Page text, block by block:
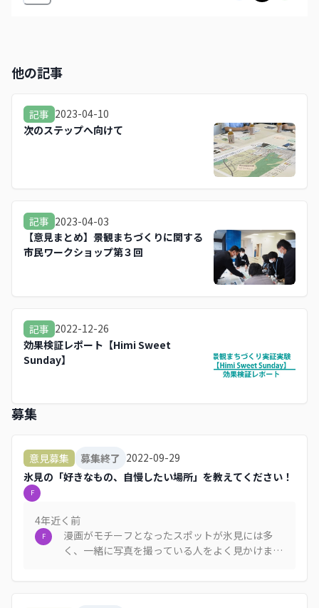
他の記事
記事 2023-04-10
次のステップへ向けて
記事 2023-04-03
【意見まとめ】景観まちづくりに関する
市民ワークショップ第３回
記事 2022-12-26
効果検証レポート【Himi Sweet
Sunday】
募集
意見募集 募集終了 2022-09-29
氷見の「好きなもの、自慢したい場所」を教えてください！
F
4年近く 前
F
漫画がモチーフとなったスポットが氷見には多
く、一緒に写真を撮っている人をよく見かけま